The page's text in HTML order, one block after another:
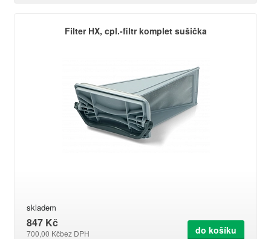
Filter HX, cpl.-filtr komplet sušička
skladem
847 Kč
700,00 Kčbez DPH do košíku